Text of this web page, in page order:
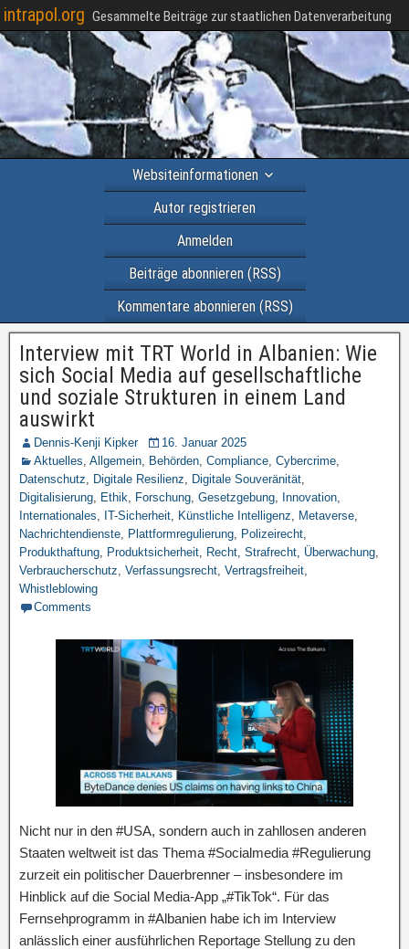
intrapol.org Gesammelte Beiträge zur staatlichen Datenverarbeitung
Websiteinformationen
Autor registrieren
Anmelden
Beiträge abonnieren (RSS)
Kommentare abonnieren (RSS)
Interview mit TRT World in Albanien: Wie
sich Social Media auf gesellschaftliche
und soziale Strukturen in einem Land
auswirkt
Dennis-Kenji Kipker
16. Januar 2025
Aktuelles, Allgemein, Behörden, Compliance, Cybercrime,
Datenschutz, Digitale Resilienz, Digitale Souveränität,
Digitalisierung, Ethik, Forschung, Gesetzgebung, Innovation,
Internationales, IT-Sicherheit, Künstliche Intelligenz, Metaverse,
Nachrichtendienste, Plattformregulierung, Polizeirecht,
Produkthaftung, Produktsicherheit, Recht, Strafrecht, Überwachung,
Verbraucherschutz, Verfassungsrecht, Vertragsfreiheit,
Whistleblowing
Comments
Nicht nur in den #USA, sondern auch in zahllosen anderen
Staaten weltweit ist das Thema #Socialmedia #Regulierung
zurzeit ein politischer Dauerbrenner – insbesondere im
Hinblick auf die Social Media-App „#TikTok“. Für das
Fernsehprogramm in #Albanien habe ich im Interview
anlässlich einer ausführlichen Reportage Stellung zu den